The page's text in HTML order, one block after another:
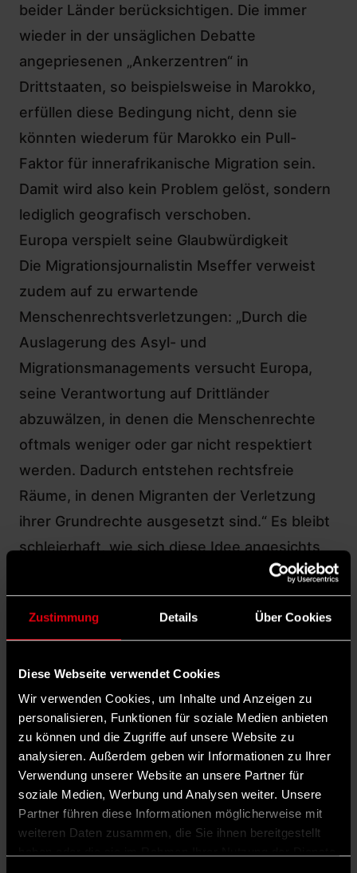
Zustimmung Details Über Cookies
Diese Webseite verwendet Cookies
Wir verwenden Cookies, um Inhalte und Anzeigen zu
personalisieren, Funktionen für soziale Medien anbieten
zu können und die Zugriffe auf unsere Website zu
analysieren. Außerdem geben wir Informationen zu Ihrer
Verwendung unserer Website an unsere Partner für
soziale Medien, Werbung und Analysen weiter. Unsere
Partner führen diese Informationen möglicherweise mit
weiteren Daten zusammen, die Sie ihnen bereitgestellt
beider Länder berücksichtigen. Die immer
wieder in der unsäglichen Debatte
angepriesenen „Ankerzentren“ in
Drittstaaten, so beispielsweise in Marokko,
erfüllen diese Bedingung nicht, denn sie
könnten wiederum für Marokko ein Pull-
Faktor für innerafrikanische Migration sein.
Damit wird also kein Problem gelöst, sondern
lediglich geografisch verschoben.
Europa verspielt seine Glaubwürdigkeit
Die Migrationsjournalistin Mseffer verweist
zudem auf zu erwartende
Menschenrechtsverletzungen: „Durch die
Auslagerung des Asyl- und
Migrationsmanagements versucht Europa,
seine Verantwortung auf Drittländer
abzuwälzen, in denen die Menschenrechte
oftmals weniger oder gar nicht respektiert
werden. Dadurch entstehen rechtsfreie
Räume, in denen Migranten der Verletzung
ihrer Grundrechte ausgesetzt sind.“ Es bleibt
schleierhaft, wie sich diese Idee angesichts
der breiten Ablehnung potenziell betroffener
Länder in der Diskussion halten kann. Europa
ist dabei, seine Werte und Glaubwürdigkeit zu
Die Migrationspartnerschaft, die Marokko und
die Bundesrepublik Anfang 2024 beschlossen
haben, hält zwar diesem holistischen
Anspruch stand. Sie will zugleich legale
Migrationswege ausbauen sowie
Sicherheitsfragen effektiver partnerschaftlich
bearbeiten. Bisher ist es ihr jedoch weder
gelungen, den entglittenen Diskurs in